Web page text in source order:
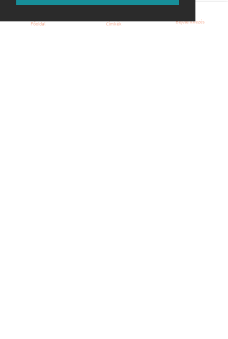
Főoldal Címkék Bejelentkezés